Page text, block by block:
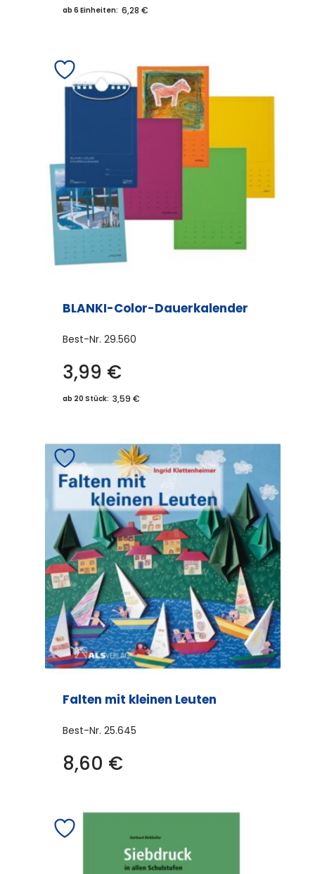
ab 6 Einheiten: 6,28 €
BLANKI-Color-Dauerkalender
Best-Nr. 29.560
3,99 €
ab 20 Stück: 3,59 €
Falten mit kleinen Leuten
Best-Nr. 25.645
8,60 €